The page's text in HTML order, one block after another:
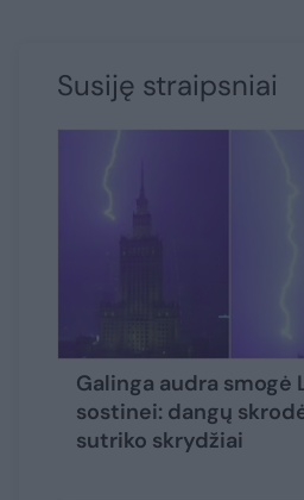
Susiję straipsniai
Galinga audra smogė
sostinei: dangų
sutriko skrydžiai